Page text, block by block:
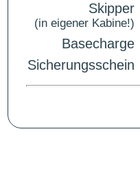
Skipper
(in eigener Kabine!)
Basecharge
Sicherungsschein